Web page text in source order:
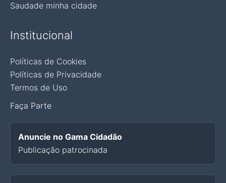
Saudade minha cidade
Institucional
Políticas de Cookies
Políticas de Privacidade
Termos de Uso
Faça Parte
Anuncie no Gama Cidadão
Publicação patrocinada